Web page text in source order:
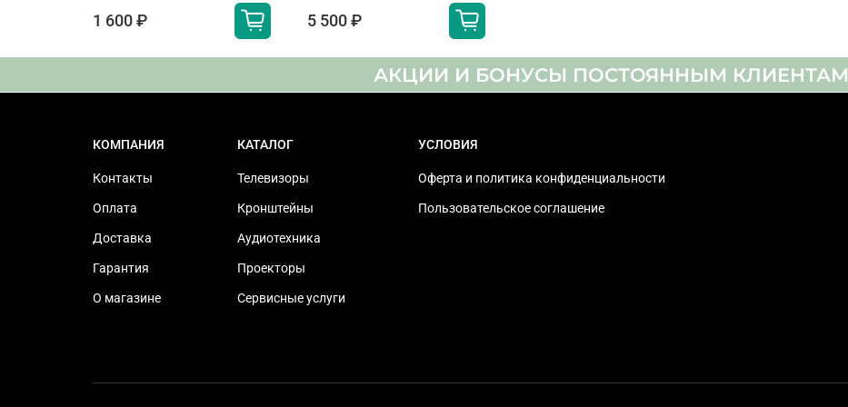
Поддержка Freesync нет
HGiG да
Мощность акустической
Тип динамика 2 канала
Технология Dolby Atmos
Технология обработки
Цифровое кабельное
1 600 ₽ 5 500 ₽
АКЦИИ И БОНУСЫ ПОСТОЯННЫМ КЛИЕНТАМ
КОМПАНИЯ
Контакты
Оплата
Доставка
Гарантия
О магазине
КАТАЛОГ
Телевизоры
Кронштейны
Аудиотехника
Проекторы
Сервисные услуги
УСЛОВИЯ
Оферта и политика конфиденциальности
Пользовательское соглашение